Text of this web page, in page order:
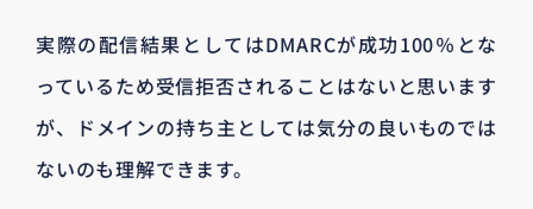
実際の配信結果としてはDMARCが成功100％とな
っているため受信拒否されることはないと思います
が、ドメインの持ち主としては気分の良いものでは
ないのも理解できます。